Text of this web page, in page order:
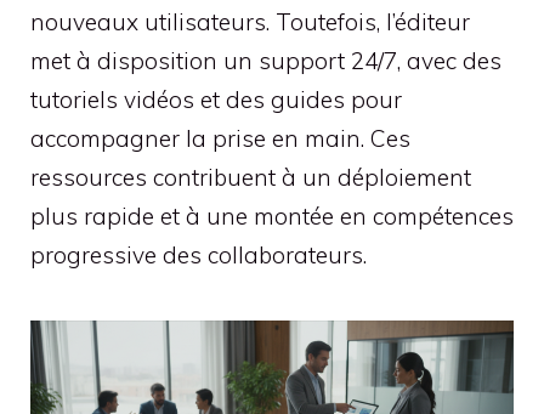
nouveaux utilisateurs. Toutefois, l’éditeur
met à disposition un support 24/7, avec des
tutoriels vidéos et des guides pour
accompagner la prise en main. Ces
ressources contribuent à un déploiement
plus rapide et à une montée en compétences
progressive des collaborateurs.